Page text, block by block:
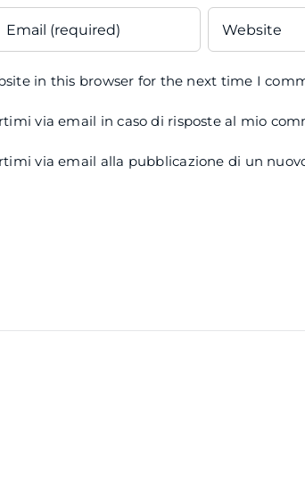
in this browser for the next time I
via email in caso di risposte al mio
via email alla pubblicazione di un